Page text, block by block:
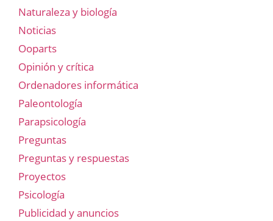
Naturaleza y biología
Noticias
Ooparts
Opinión y crítica
Ordenadores informática
Paleontología
Parapsicología
Preguntas
Preguntas y respuestas
Proyectos
Psicología
Publicidad y anuncios